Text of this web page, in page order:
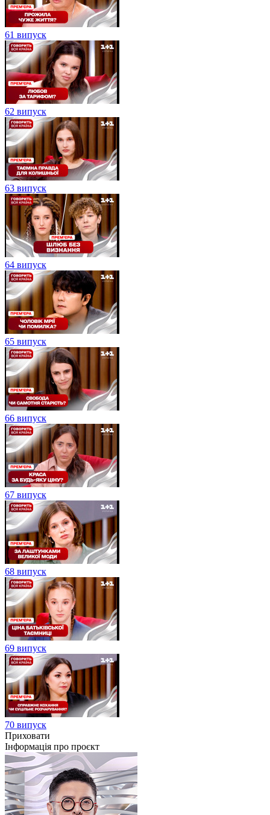
61 випуск
62 випуск
63 випуск
64 випуск
65 випуск
66 випуск
67 випуск
68 випуск
69 випуск
70 випуск
Приховати
Інформація про проєкт